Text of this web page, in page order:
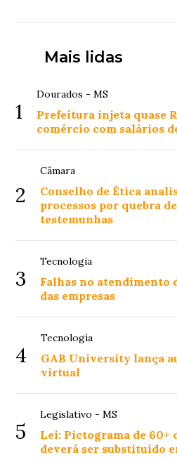
Mais lidas
1
Dourados - MS
Prefeitura injeta quase
comércio com salários
2
Câmara
Conselho de Ética
processos por quebra
testemunhas
3
Tecnologia
Falhas no atendimento
das empresas
4
Tecnologia
GAB University lança
virtual
5
Legislativo - MS
Lei: Pictograma de 60+
deverá ser substituído